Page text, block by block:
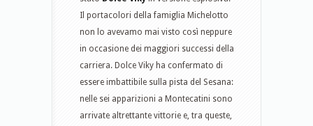
Il portacolori della famiglia Michelotto
non lo avevamo mai visto così neppure
in occasione dei maggiori successi della
carriera. Dolce Viky ha confermato di
essere imbattibile sulla pista del Sesana:
nelle sei apparizioni a Montecatini sono
arrivate altrettante vittorie e, tra queste,